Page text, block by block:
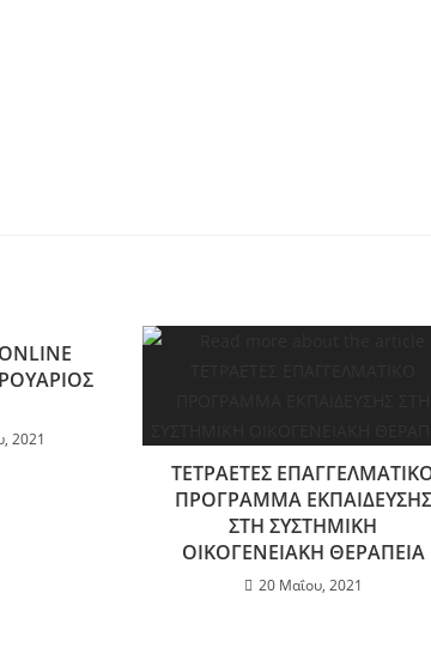
2021
ΤΕΤΡΑΕΤΕΣ
ΠΡΟΓΡΑΜΜΑ ΕΚΠΑΙΔΕΥΣΗΣ
ΣΤΗ ΣΥΣΤΗΜΙΚΗ
ΟΙΚΟΓΕΝΕΙΑΚΗ ΘΕΡΑΠΕΙΑ
20 Μαΐου, 2021